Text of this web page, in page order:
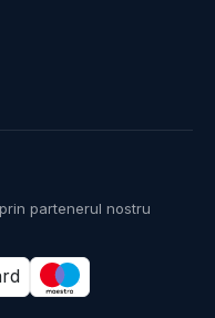
partenerul nostru